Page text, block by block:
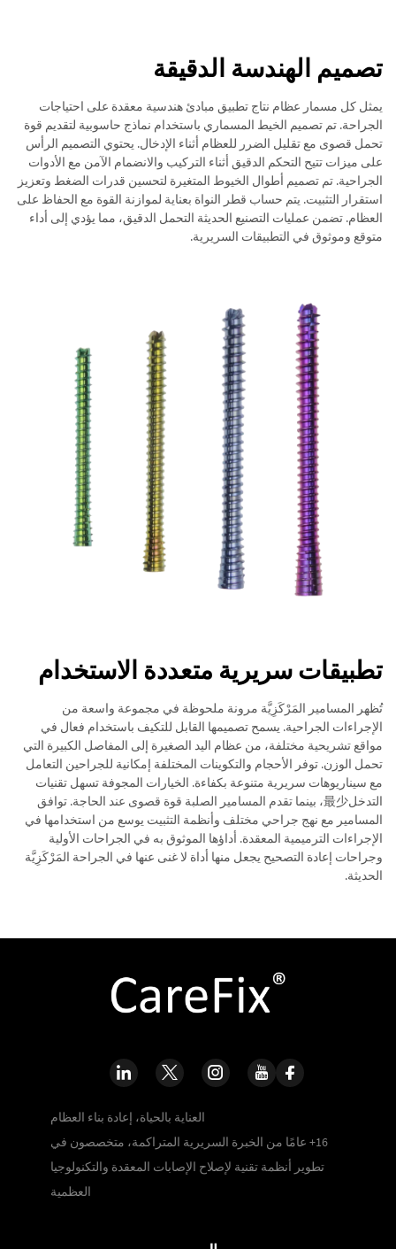
تصميم الهندسة الدقيقة
يمثل كل مسمار عظام نتاج تطبيق مبادئ هندسية معقدة على احتياجات
الجراحة. تم تصميم الخيط المسماري باستخدام نماذج حاسوبية لتقديم قوة
تحمل قصوى مع تقليل الضرر للعظام أثناء الإدخال. يحتوي التصميم الرأس
على ميزات تتيح التحكم الدقيق أثناء التركيب والانضمام الآمن مع الأدوات
الجراحية. تم تصميم أطوال الخيوط المتغيرة لتحسين قدرات الضغط وتعزيز
استقرار التثبيت. يتم حساب قطر النواة بعناية لموازنة القوة مع الحفاظ على
العظام. تضمن عمليات التصنيع الحديثة التحمل الدقيق، مما يؤدي إلى أداء
متوقع وموثوق في التطبيقات السريرية.
تطبيقات سريرية متعددة الاستخدام
تُظهر المسامير المَرْكَزِيَّة مرونة ملحوظة في مجموعة واسعة من
الإجراءات الجراحية. يسمح تصميمها القابل للتكيف باستخدام فعال في
مواقع تشريحية مختلفة، من عظام اليد الصغيرة إلى المفاصل الكبيرة التي
تحمل الوزن. توفر الأحجام والتكوينات المختلفة إمكانية للجراحين التعامل
مع سيناريوهات سريرية متنوعة بكفاءة. الخيارات المجوفة تسهل تقنيات
التدخل最少، بينما تقدم المسامير الصلبة قوة قصوى عند الحاجة. توافق
المسامير مع نهج جراحي مختلف وأنظمة التثبيت يوسع من استخدامها في
الإجراءات الترميمية المعقدة. أداؤها الموثوق به في الجراحات الأولية
وجراحات إعادة التصحيح يجعل منها أداة لا غنى عنها في الجراحة المَرْكَزِيَّة
الحديثة.
العناية بالحياة، إعادة بناء العظام
16+ عامًا من الخبرة السريرية المتراكمة، متخصصون في
تطوير أنظمة تقنية لإصلاح الإصابات المعقدة والتكنولوجيا
العظمية